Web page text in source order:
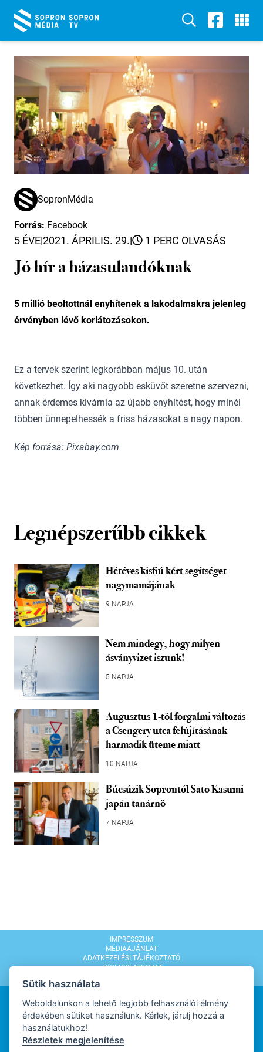
SopronMédia
Forrás: Facebook
5 ÉVE|2021. ÁPRILIS. 29.| 1 PERC OLVASÁS
Jó hír a házasulandóknak
5 millió beoltottnál enyhítenek a lakodalmakra jelenleg
érvényben lévő korlátozásokon.
Ez a tervek szerint legkorábban május 10. után
következhet. Így aki nagyobb esküvőt szeretne szervezni,
annak érdemes kivárnia az újabb enyhítést, hogy minél
többen ünnepelhessék a friss házasokat a nagy napon.
Kép forrása: Pixabay.com
Legnépszerűbb cikkek
Hétéves kisfiú kért segítséget
nagymamájának
9 NAPJA
Nem mindegy, hogy milyen
ásványvizet iszunk!
5 NAPJA
Augusztus 1-től forgalmi változás
a Csengery utca felújításának
harmadik üteme miatt
10 NAPJA
Búcsúzik Soprontól Sato Kasumi
japán tanárnő
7 NAPJA
IMPRESSZUM
MÉDIAAJÁNLAT
ADATKEZELÉSI TÁJÉKOZTATÓ
JOGI NYILATKOZAT
WEBDESIGN
Sütik használata
Weboldalunkon a lehető legjobb felhasználói élmény
érdekében sütiket használunk. Kérlek, járulj hozzá a
használatukhoz!
Részletek megjelenítése